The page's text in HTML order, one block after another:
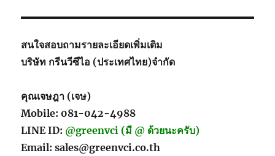
สนใจสอบถามรายละเอียดเพิ่มเติม
บริษัท กรีนวีซีไอ (ประเทศไทย)จำกัด
คุณเจษฎา (เจษ)
Mobile: 081-042-4988
LINE ID: @greenvci (มี @ ด้วยนะครับ)
Email: sales@greenvci.co.th